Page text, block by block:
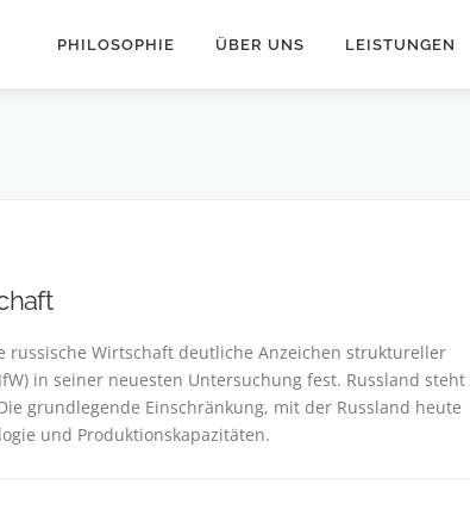
PHILOSOPHIE ÜBER UNS LEISTUNGEN
russische Wirtschaft deutliche Anzeichen struktureller
in seiner neuesten Untersuchung fest. Russland steht
grundlegende Einschränkung, mit der Russland heute
und Produktionskapazitäten.